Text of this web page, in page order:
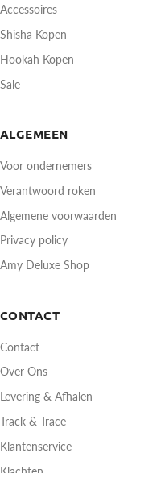
Accessoires
Shisha Kopen
Hookah Kopen
Sale
ALGEMEEN
Voor ondernemers
Verantwoord roken
Algemene voorwaarden
Privacy policy
Amy Deluxe Shop
CONTACT
Contact
Over Ons
Levering & Afhalen
Track & Trace
Klantenservice
Klachten